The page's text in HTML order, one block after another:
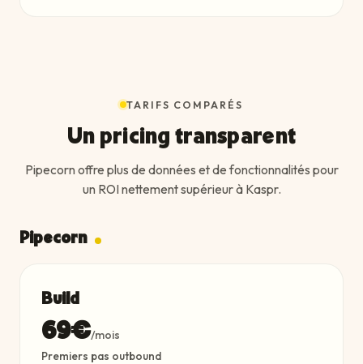
TARIFS COMPARÉS
Un pricing transparent
Pipecorn offre plus de données et de fonctionnalités pour
un ROI nettement supérieur à Kaspr.
Pipecorn
Build
69€/mois
Premiers pas outbound